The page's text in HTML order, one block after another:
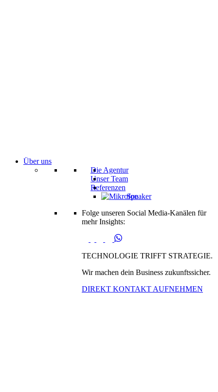
Über uns
Die Agentur
Unser Team
Referenzen
Speaker
Folge unseren Social Media-Kanälen für
mehr Insights:
TECHNOLOGIE TRIFFT STRATEGIE.
Wir machen dein Business zukunftssicher.
DIREKT KONTAKT AUFNEHMEN